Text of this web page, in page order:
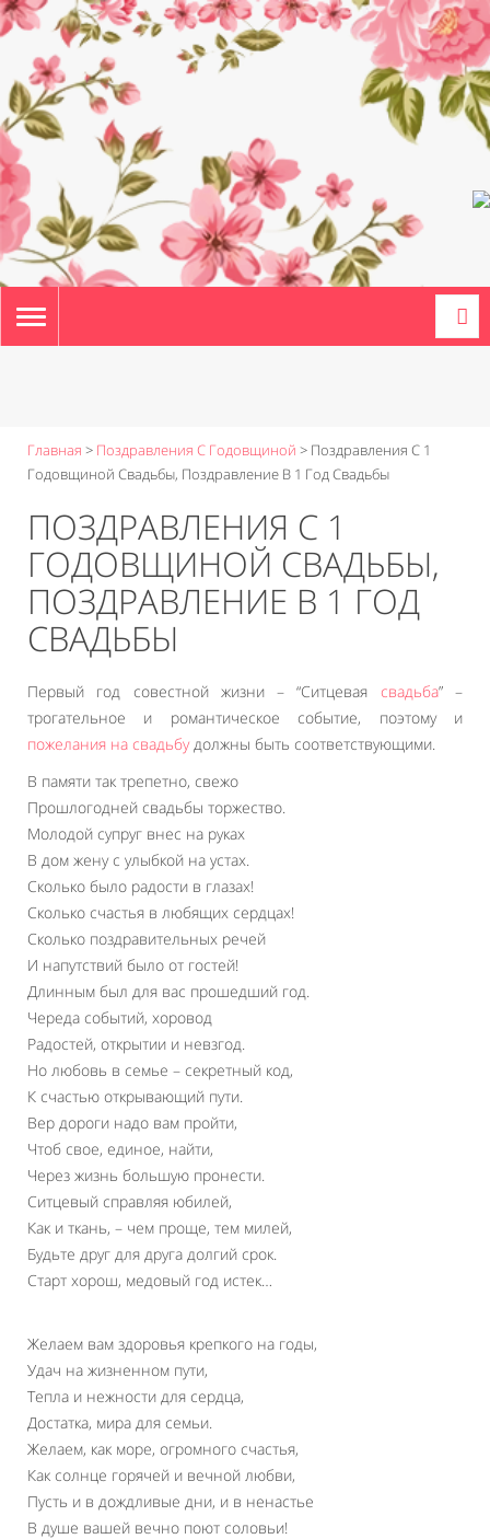
TOGGLE
NAVIGATION
Главная > Поздравления С Годовщиной > Поздравления С 1
Годовщиной Свадьбы, Поздравление В 1 Год Свадьбы
ПОЗДРАВЛЕНИЯ С 1
ГОДОВЩИНОЙ СВАДЬБЫ,
ПОЗДРАВЛЕНИЕ В 1 ГОД
СВАДЬБЫ
Первый год совестной жизни – “Ситцевая свадьба” –
трогательное и романтическое событие, поэтому и
пожелания на свадьбудолжны быть соответствующими.
В памяти так трепетно, свежо
Прошлогодней свадьбы торжество.
Молодой супруг внес на руках
В дом жену с улыбкой на устах.
Сколько было радости в глазах!
Сколько счастья в любящих сердцах!
Сколько поздравительных речей
И напутствий было от гостей!
Длинным был для вас прошедший год.
Череда событий, хоровод
Радостей, открытии и невзгод.
Но любовь в семье – секретный код,
К счастью открывающий пути.
Вер дороги надо вам пройти,
Чтоб свое, единое, найти,
Через жизнь большую пронести.
Ситцевый справляя юбилей,
Как и ткань, – чем проще, тем милей,
Будьте друг для друга долгий срок.
Старт хорош, медовый год истек…
Желаем вам здоровья крепкого на годы,
Удач на жизненном пути,
Тепла и нежности для сердца,
Достатка, мира для семьи.
Желаем, как море, огромного счастья,
Как солнце горячей и вечной любви,
Пусть и в дождливые дни, и в ненастье
В душе вашей вечно поют соловьи!